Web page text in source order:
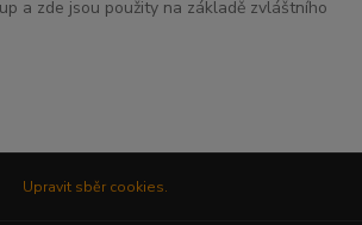
a zde jsou použity na základě zvláštního
Upravit sběr cookies.